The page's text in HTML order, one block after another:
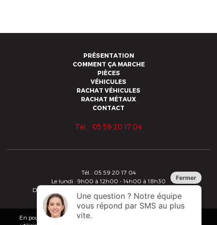
PRÉSENTATION
COMMENT ÇA MARCHE
PIÈCES
VÉHICULES
RACHAT VÉHICULES
RACHAT MÉTAUX
CONTACT
Tél. : 05 59 20 17 04
Tél. : 05 59 20 17 04
Le lundi : 9h00 à 12h00 - 14h00 à 18h30
Du mardi au vendredi : 8h30 à 12h00 - 14h00 à 18h30
Copyright 2019 - Alberdi - Tous droits réservés
Conditions Générales de Vente
En poursuivant votre navigation sur ce site, vous acceptez que nous